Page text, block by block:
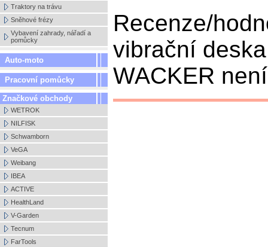
Traktory na trávu
Sněhové frézy
Vybavení zahrady, nářadí a
pomůcky
Auto-moto
Pracovní pomůcky
Značkové obchody
WETROK
NILFISK
Schwamborn
VeGA
Weibang
IBEA
ACTIVE
HealthLand
V-Garden
Tecnum
FarTools
Recenze/
vibrační
WACKER